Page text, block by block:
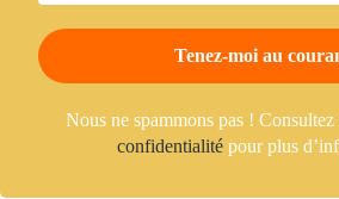
Nous ne spammons pas ! Consultez
confidentialité pour plus